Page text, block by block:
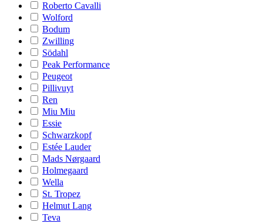
Roberto Cavalli
Wolford
Bodum
Zwilling
Södahl
Peak Performance
Peugeot
Pillivuyt
Ren
Miu Miu
Essie
Schwarzkopf
Estée Lauder
Mads Nørgaard
Holmegaard
Wella
St. Tropez
Helmut Lang
Teva